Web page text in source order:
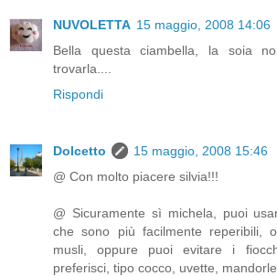
NUVOLETTA 15 maggio, 2008 14:06
Bella questa ciambella, la soia
trovarla....
Rispondi
Dolcetto
15 maggio, 2008 15:46
@ Con molto piacere silvia!!!
@ Sicuramente sì michela, puoi
che sono più facilmente reperibili,
musli, oppure puoi evitare i
preferisci, tipo cocco, uvette,